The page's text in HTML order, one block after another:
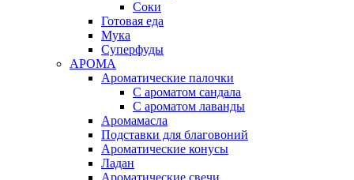
Соки
Готовая еда
Мука
Суперфуды
АРОМА
Ароматические палочки
С ароматом сандала
С ароматом лаванды
Аромамасла
Подставки для благовоний
Ароматические конусы
Ладан
Ароматические свечи